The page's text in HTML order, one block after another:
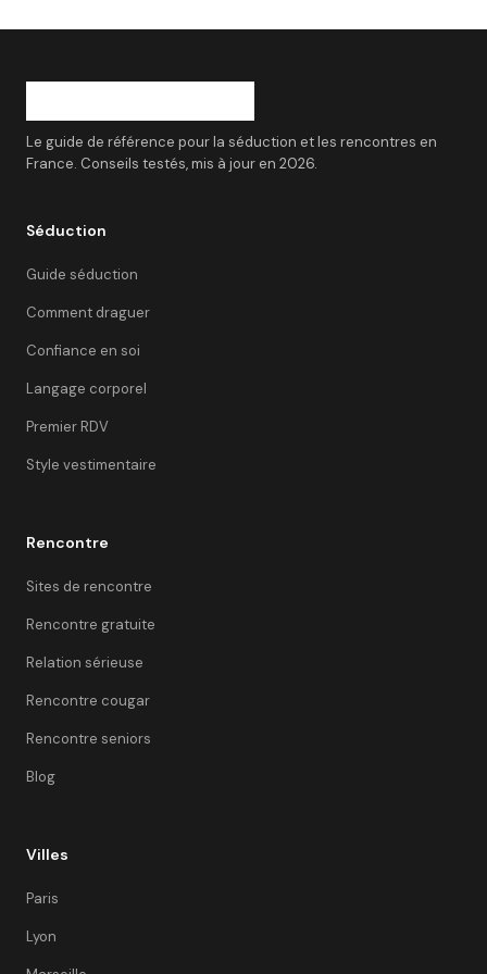
Le guide de référence pour la séduction et les rencontres en
France. Conseils testés, mis à jour en 2026.
Séduction
Guide séduction
Comment draguer
Confiance en soi
Langage corporel
Premier RDV
Style vestimentaire
Rencontre
Sites de rencontre
Rencontre gratuite
Relation sérieuse
Rencontre cougar
Rencontre seniors
Blog
Villes
Paris
Lyon